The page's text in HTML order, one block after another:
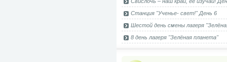
Станция "Ученье- свет!" День 6
Шестой день смены лагеря
8 день лагеря "Зелёная планета"